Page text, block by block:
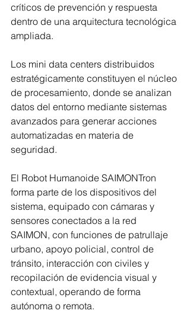
críticos de prevención y respuesta
dentro de una arquitectura tecnológica
ampliada.
Los mini data centers distribuidos
estratégicamente constituyen el núcleo
de procesamiento, donde se analizan
datos del entorno mediante sistemas
avanzados para generar acciones
automatizadas en materia de
seguridad.
El Robot Humanoide SAIMONTron
forma parte de los dispositivos del
sistema, equipado con cámaras y
sensores conectados a la red
SAIMON, con funciones de patrullaje
urbano, apoyo policial, control de
tránsito, interacción con civiles y
recopilación de evidencia visual y
contextual, operando de forma
autónoma o remota.